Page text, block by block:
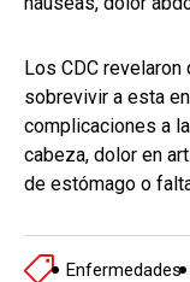
Los CDC
sobrevivir a esta
complicaciones a
cabeza, dolor en
de estómago o
Enfermedades